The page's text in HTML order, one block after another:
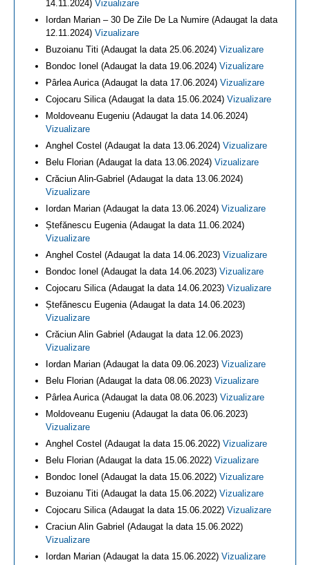
14.11.2024) Vizualizare
Iordan Marian – 30 De Zile De La Numire (Adaugat la data
12.11.2024) Vizualizare
Buzoianu Titi (Adaugat la data 25.06.2024) Vizualizare
Bondoc Ionel (Adaugat la data 19.06.2024) Vizualizare
Pârlea Aurica (Adaugat la data 17.06.2024) Vizualizare
Cojocaru Silica (Adaugat la data 15.06.2024) Vizualizare
Moldoveanu Eugeniu (Adaugat la data 14.06.2024)
Vizualizare
Anghel Costel (Adaugat la data 13.06.2024) Vizualizare
Belu Florian (Adaugat la data 13.06.2024) Vizualizare
Crăciun Alin-Gabriel (Adaugat la data 13.06.2024)
Vizualizare
Iordan Marian (Adaugat la data 13.06.2024) Vizualizare
Ștefănescu Eugenia (Adaugat la data 11.06.2024)
Vizualizare
Anghel Costel (Adaugat la data 14.06.2023) Vizualizare
Bondoc Ionel (Adaugat la data 14.06.2023) Vizualizare
Cojocaru Silica (Adaugat la data 14.06.2023) Vizualizare
Ștefănescu Eugenia (Adaugat la data 14.06.2023)
Vizualizare
Crăciun Alin Gabriel (Adaugat la data 12.06.2023)
Vizualizare
Iordan Marian (Adaugat la data 09.06.2023) Vizualizare
Belu Florian (Adaugat la data 08.06.2023) Vizualizare
Pârlea Aurica (Adaugat la data 08.06.2023) Vizualizare
Moldoveanu Eugeniu (Adaugat la data 06.06.2023)
Vizualizare
Anghel Costel (Adaugat la data 15.06.2022) Vizualizare
Belu Florian (Adaugat la data 15.06.2022) Vizualizare
Bondoc Ionel (Adaugat la data 15.06.2022) Vizualizare
Buzoianu Titi (Adaugat la data 15.06.2022) Vizualizare
Cojocaru Silica (Adaugat la data 15.06.2022) Vizualizare
Craciun Alin Gabriel (Adaugat la data 15.06.2022)
Vizualizare
Iordan Marian (Adaugat la data 15.06.2022) Vizualizare